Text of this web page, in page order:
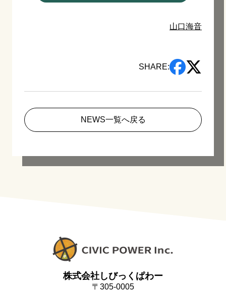
山口海音
SHARE:
NEWS一覧へ戻る
株式会社しびっくぱわー
〒305-0005